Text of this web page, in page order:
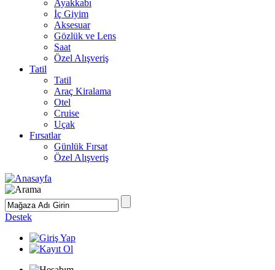
Ayakkabı
İç Giyim
Aksesuar
Gözlük ve Lens
Saat
Özel Alışveriş
Tatil
Tatil
Araç Kiralama
Otel
Cruise
Uçak
Fırsatlar
Günlük Fırsat
Özel Alışveriş
Destek